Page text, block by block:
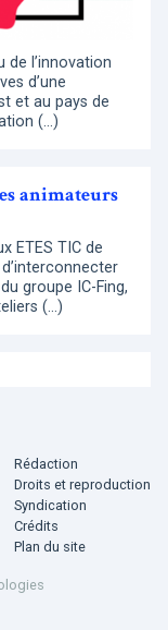
de l’innovation
d’une
et au pays de
(…)
animateurs
ETES TIC de
groupe IC-Fing,
(…)
Rédaction
Droits et reproduction
Syndication
Crédits
Plan du site